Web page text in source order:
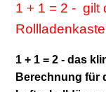
1 + 1 = 2 - gilt
1 + 1 = 2 - das
Berechnung für